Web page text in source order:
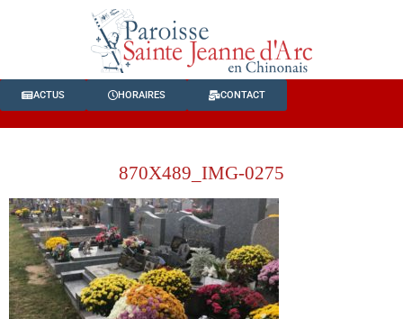
ACTUS HORAIRES CONTACT
870X489_IMG-0275